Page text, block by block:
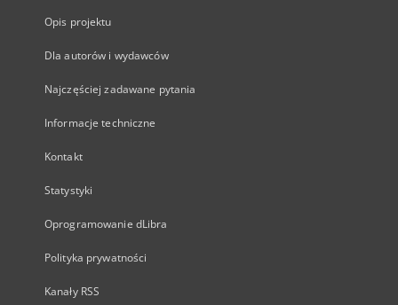
Opis projektu
Dla autorów i wydawców
Najczęściej zadawane pytania
Informacje techniczne
Kontakt
Statystyki
Oprogramowanie dLibra
Polityka prywatności
Kanały RSS